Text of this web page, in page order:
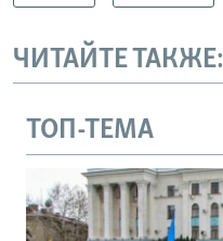
ЧИТАЙТЕ ТАКЖЕ:
ТОП-ТЕМА